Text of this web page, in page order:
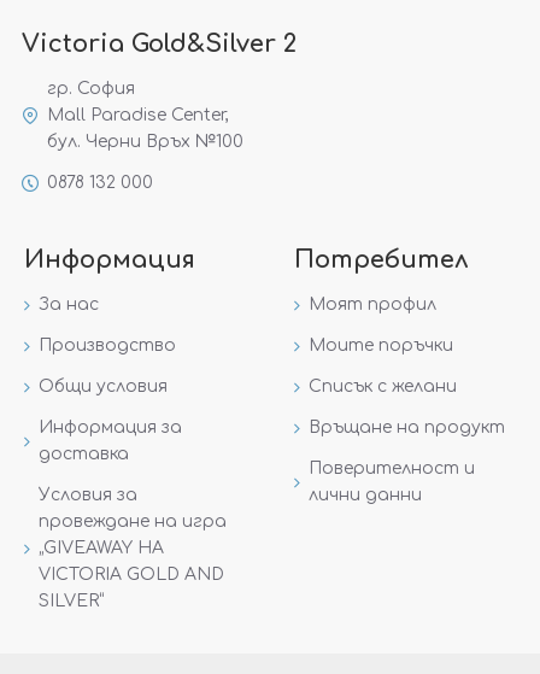
Victoria Gold&Silver 2
гр. София
Mall Paradise Center,
бул. Черни Връх №100
0878 132 000
Информация
За нас
Производство
Общи условия
Информация за
доставка
Условия за
провеждане на игра
„GIVEAWAY НА
VICTORIA GOLD AND
SILVER“
Потребител
Моят профил
Моите поръчки
Списък с желани
Връщане на продукт
Поверителност и
лични данни